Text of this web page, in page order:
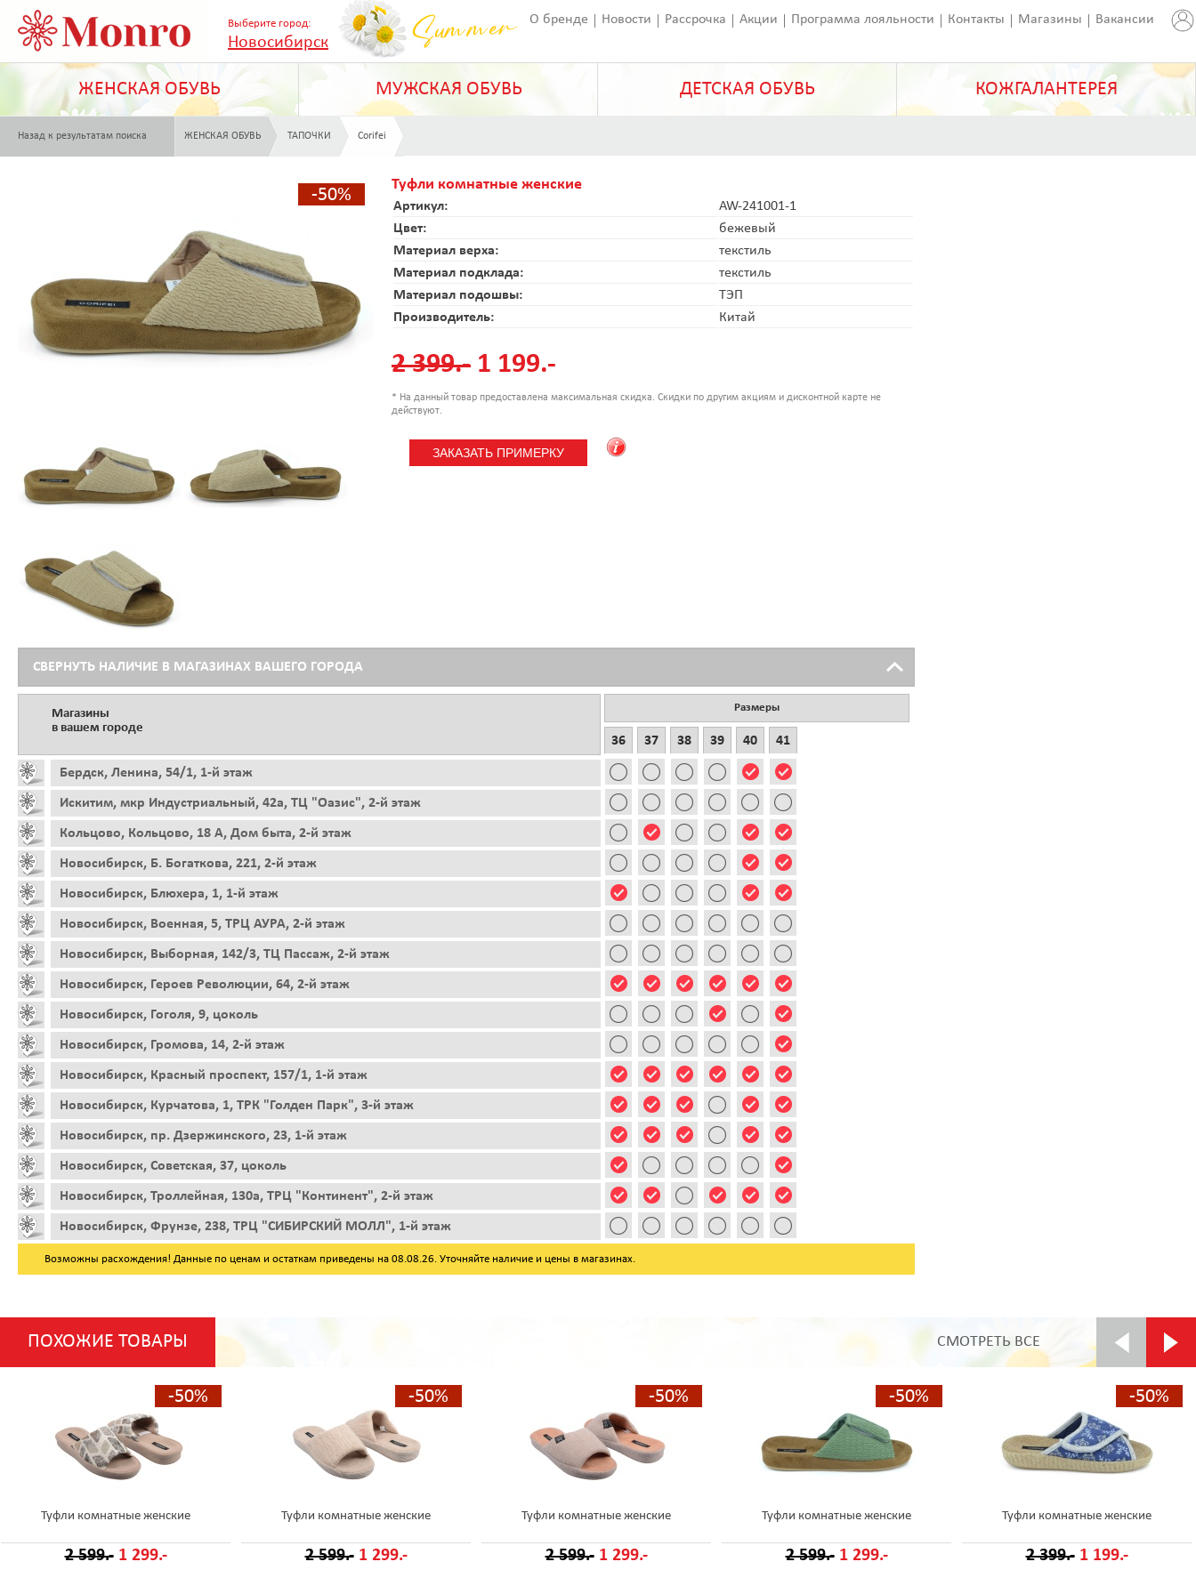
Выберите город:
Новосибирск
О бренде Новости Рассрочка Акции Программа лояльности Контакты Магазины Вакансии
ЖЕНСКАЯ ОБУВЬ МУЖСКАЯ ОБУВЬ ДЕТСКАЯ ОБУВЬ КОЖГАЛАНТЕРЕЯ
Назад к результатам поиска ЖЕНСКАЯ ОБУВЬ ТАПОЧКИ Corifei
-50%
Туфли комнатные женские
Артикул:
AW-241001-1
Цвет:
бежевый
Материал верха:
текстиль
Материал подклада:
текстиль
Материал подошвы:
ТЭП
Производитель:
Китай
2 399.- 1 199.-
* На данный товар предоставлена максимальная скидка. Скидки по другим акциям и дисконтной карте не
действуют.
СВЕРНУТЬ НАЛИЧИЕ В МАГАЗИНАХ ВАШЕГО ГОРОДА
Магазины
в вашем городе
Бердск, Ленина, 54/1, 1-й этаж
Искитим, мкр Индустриальный, 42а, ТЦ "Оазис", 2-й этаж
Кольцово, Кольцово, 18 А, Дом быта, 2-й этаж
Новосибирск, Б. Богаткова, 221, 2-й этаж
Новосибирск, Блюхера, 1, 1-й этаж
Новосибирск, Военная, 5, ТРЦ АУРА, 2-й этаж
Новосибирск, Выборная, 142/3, ТЦ Пассаж, 2-й этаж
Новосибирск, Героев Революции, 64, 2-й этаж
Новосибирск, Гоголя, 9, цоколь
Новосибирск, Громова, 14, 2-й этаж
Новосибирск, Красный проспект, 157/1, 1-й этаж
Новосибирск, Курчатова, 1, ТРК "Голден Парк", 3-й этаж
Новосибирск, пр. Дзержинского, 23, 1-й этаж
Новосибирск, Советская, 37, цоколь
Новосибирск, Троллейная, 130а, ТРЦ "Континент", 2-й этаж
Новосибирск, Фрунзе, 238, ТРЦ "СИБИРСКИЙ МОЛЛ", 1-й этаж
Размеры
36 37 38 39 40 41
Возможны расхождения! Данные по ценам и остаткам приведены на 08.08.26. Уточняйте наличие и цены в магазинах.
ПОХОЖИЕ ТОВАРЫ СМОТРЕТЬ ВСЕ
-50%
Туфли комнатные женские
2 599.- 1 299.-
-50%
Туфли комнатные женские
2 599.- 1 299.-
-50%
Туфли комнатные женские
2 599.- 1 299.-
-50%
Туфли комнатные женские
2 599.- 1 299.-
-50%
Туфли комнатные женские
2 399.- 1 199.-